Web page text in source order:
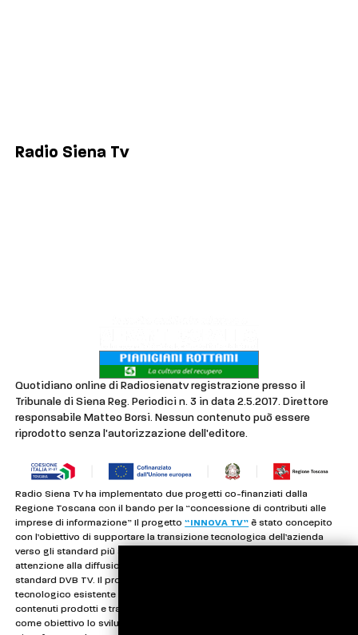
Radio Siena Tv
Quotidiano online di Radiosienatv registrazione presso il
Tribunale di Siena Reg. Periodici n. 3 in data 2.5.2017. Direttore
responsabile Matteo Borsi. Nessun contenuto può essere
riprodotto senza l'autorizzazione dell'editore.
Radio Siena Tv ha implementato due progetti co-finanziati dalla
Regione Toscana con il bando per la “concessione di contributi alle
imprese di informazione” Il progetto“INNOVA TV” è stato concepito
con l’obiettivo di supportare la transizione tecnologica dell’azienda
verso gli standard più avanzati dell’emittenza televisiva, con particolare
attenzione alla diffusione in alta definizione (HD) secondo i nuovi
standard DVB TV. Il progetto ha permesso di colmare il divario
tecnologico esistente e migliorare in modo significativo la qualità dei
contenuti prodotti e trasmessi. Il progetto
come obiettivo lo sviluppo, l’ottimizzazione e la manutenzione di una